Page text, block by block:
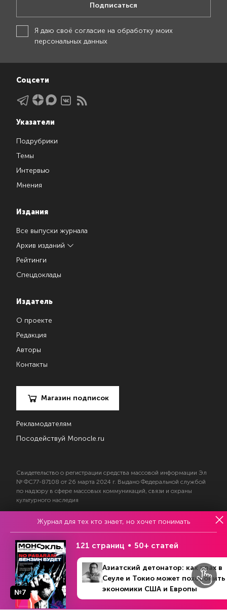
Подписаться
Я даю своё согласие на обработку моих
персональных данных
Соцсети
Указатели
Подрубрики
Темы
Интервью
Мнения
Издания
Все выпуски журнала
Архив изданий
Рейтинги
Спецдоклады
Издатель
О проекте
Редакция
Авторы
Контакты
Магазин подписок
Рекламодателям
Посодействуй Monocle.ru
Свидетельство о регистрации средства массовой информации Эл
№ ФС77-87108 от 26 марта 2024 г. Выдано Федеральной службой
по надзору в сфере массовых коммуникаций, связи и охраны
культурного наследия
© 2017—2026 АНО «Творческий коллектив Эксперт»
Политика конфиденциальности
Условия использования материалов
Согласие на обработку персональных данных
Журнал для тех кто знает, но хочет понимать
№7
121 страниц 50+ статей
Азиатский детонатор: как крах в
Сеуле и Токио может похоронить
экономики США и Европы